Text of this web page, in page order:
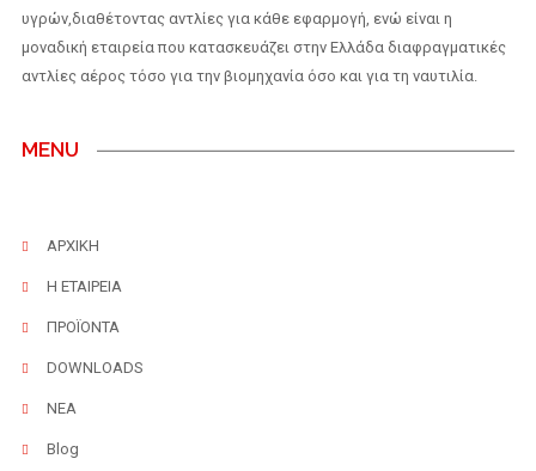
υγρών,διαθέτοντας αντλίες για κάθε εφαρμογή, ενώ είναι η
μοναδική εταιρεία που κατασκευάζει στην Ελλάδα διαφραγματικές
αντλίες αέρος τόσο για την βιομηχανία όσο και για τη ναυτιλία.
MENU
ΑΡΧΙΚΗ
Η ΕΤΑΙΡΕΙΑ
ΠΡΟΪΟΝΤΑ
DOWNLOADS
ΝΕΑ
Blog